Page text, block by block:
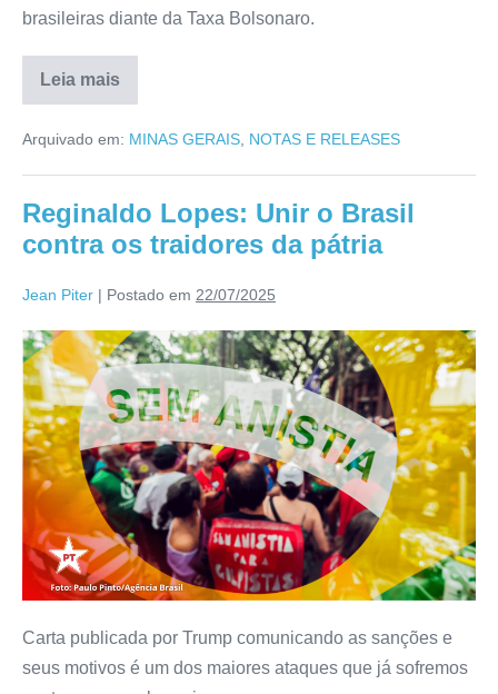
brasileiras diante da Taxa Bolsonaro.
Leia mais
Arquivado em: MINAS GERAIS NOTAS E RELEASES
Reginaldo Lopes: Unir o Brasil
contra os traidores da pátria
Jean Piter | Postado em 22/07/2025
Carta publicada por Trump comunicando as sanções e
seus motivos é um dos maiores ataques que já sofremos